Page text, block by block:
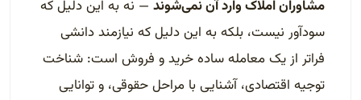
مشاوران املاک وارد آن نمی‌شوند — نه به این دلیل که
سودآور نیست، بلکه به این دلیل که نیازمند دانشی
فراتر از یک معامله ساده خرید و فروش است: شناخت
توجیه اقتصادی، آشنایی با مراحل حقوقی، و توانایی